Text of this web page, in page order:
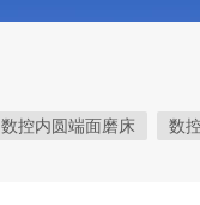
数控内圆端面磨床 数